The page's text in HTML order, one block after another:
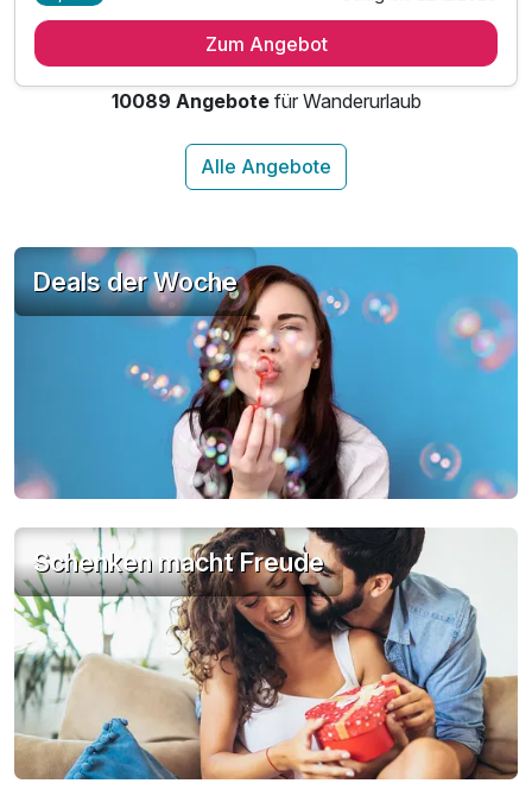
mit romantischem Kamin & Meeresrauschen
1 x Wellnesstasche mit Bademantel & Flipflops
inkl. Parkplatz auf dem Gelände
Zum Angebot
10089 Angebotefür Wanderurlaub
Deals der Woche
Schenken macht Freude